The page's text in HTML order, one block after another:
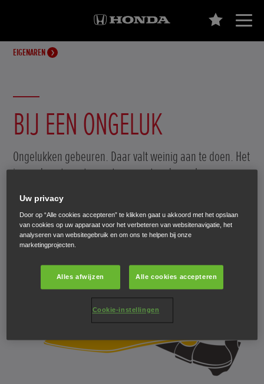
EIGENAREN
BIJ EEN ONGELUK
Ongelukken gebeuren. Daar valt weinig aan te doen. Het
is goed om te weten wat we moeten doen als er een
weg kunnen.
Uw privacy
Door op “Alle cookies accepteren” te klikken gaat u akkoord met het opslaan
van cookies op uw apparaat voor het verbeteren van websitenavigatie, het
analyseren van websitegebruik en om ons te helpen bij onze
marketingprojecten.
Alles afwijzen Alle cookies accepteren
Cookie-instellingen